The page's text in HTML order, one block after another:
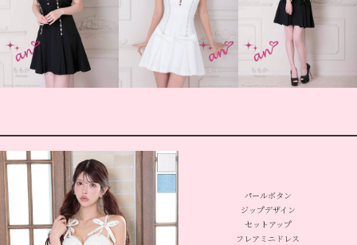
パールボタン
ジップデザイン
セットアップ
フレアミニドレス